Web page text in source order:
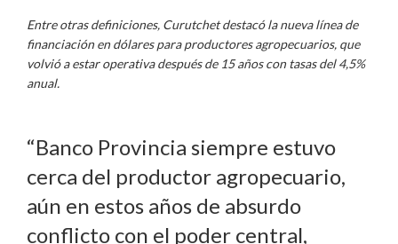
Entre otras definiciones, Curutchet destacó la nueva línea de
financiación en dólares para productores agropecuarios, que
volvió a estar operativa después de 15 años con tasas del 4,5%
anual.
“Banco Provincia siempre estuvo
cerca del productor agropecuario,
aún en estos años de absurdo
conflicto con el poder central,